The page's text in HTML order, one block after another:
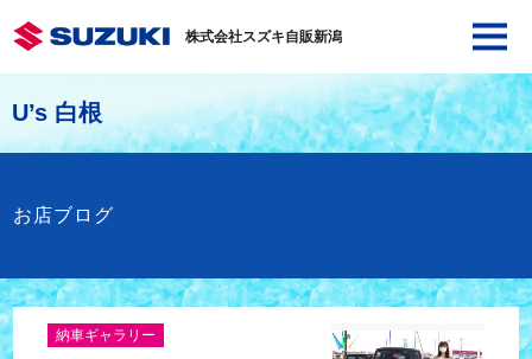
株式会社スズキ自販新潟
U’s 白根
お店ブログ
納車ギャラリー